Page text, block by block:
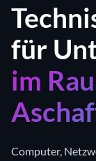
für
im
Computer,